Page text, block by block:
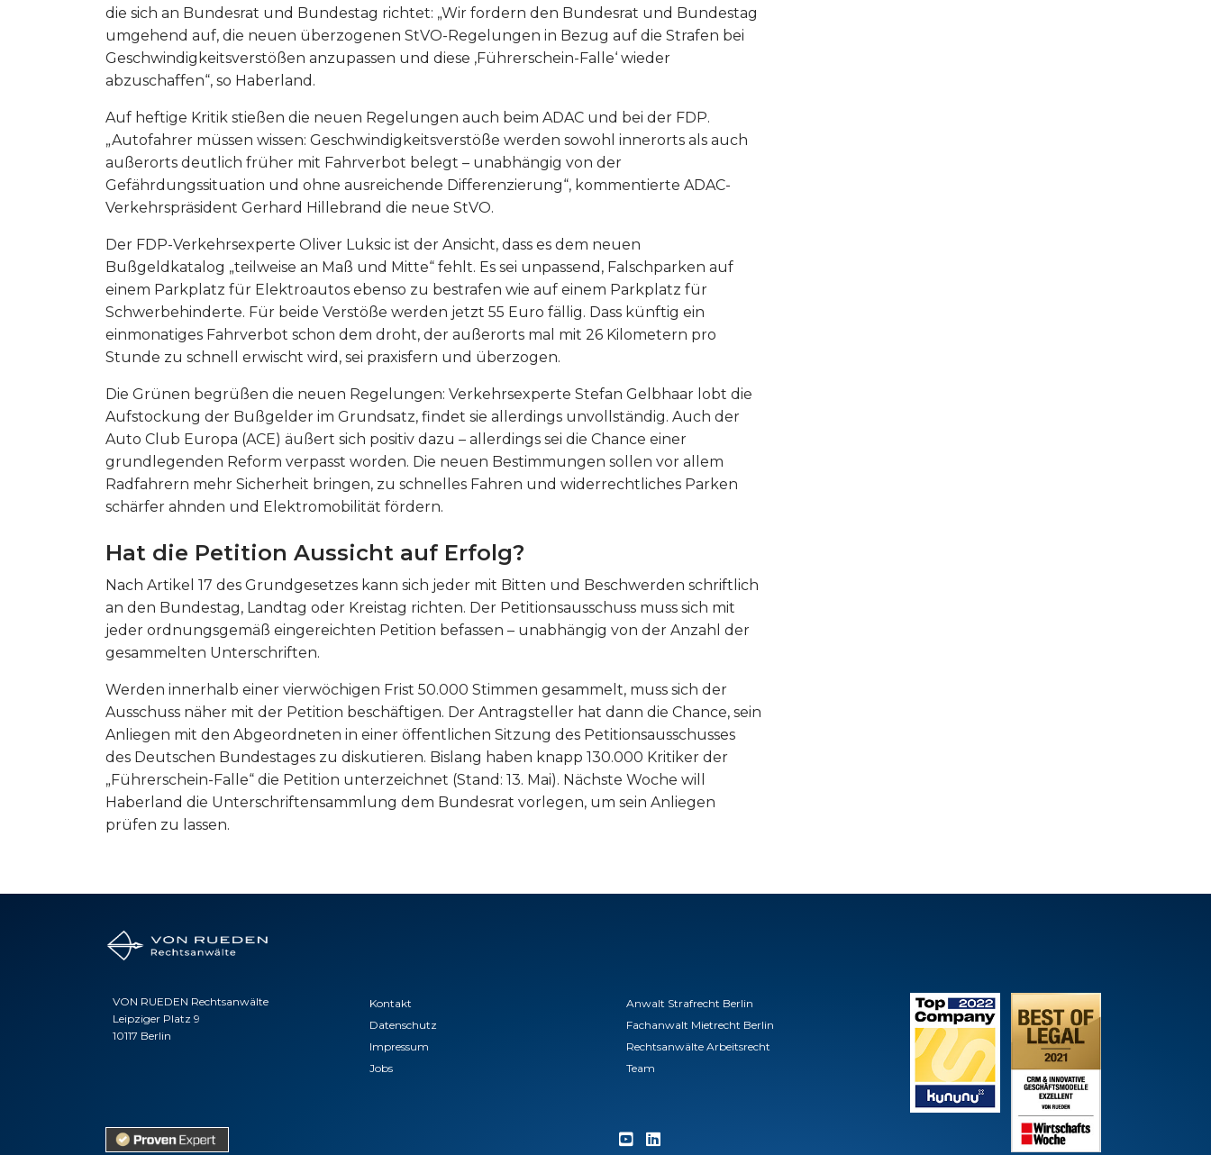
die sich an Bundesrat und Bundestag richtet: „Wir fordern den Bundesrat und Bundestag
umgehend auf, die neuen überzogenen StVO-Regelungen in Bezug auf die Strafen bei
Geschwindigkeitsverstößen anzupassen und diese ‚Führerschein-Falle‘ wieder
abzuschaffen“, so Haberland.
Auf heftige Kritik stießen die neuen Regelungen auch beim ADAC und bei der FDP.
„Autofahrer müssen wissen: Geschwindigkeitsverstöße werden sowohl innerorts als auch
außerorts deutlich früher mit Fahrverbot belegt – unabhängig von der
Gefährdungssituation und ohne ausreichende Differenzierung“, kommentierte ADAC-
Verkehrspräsident Gerhard Hillebrand die neue StVO.
Der FDP-Verkehrsexperte Oliver Luksic ist der Ansicht, dass es dem neuen
Bußgeldkatalog „teilweise an Maß und Mitte“ fehlt. Es sei unpassend, Falschparken auf
einem Parkplatz für Elektroautos ebenso zu bestrafen wie auf einem Parkplatz für
Schwerbehinderte. Für beide Verstöße werden jetzt 55 Euro fällig. Dass künftig ein
einmonatiges Fahrverbot schon dem droht, der außerorts mal mit 26 Kilometern pro
Stunde zu schnell erwischt wird, sei praxisfern und überzogen.
Die Grünen begrüßen die neuen Regelungen: Verkehrsexperte Stefan Gelbhaar lobt die
Aufstockung der Bußgelder im Grundsatz, findet sie allerdings unvollständig. Auch der
Auto Club Europa (ACE) äußert sich positiv dazu – allerdings sei die Chance einer
grundlegenden Reform verpasst worden. Die neuen Bestimmungen sollen vor allem
Radfahrern mehr Sicherheit bringen, zu schnelles Fahren und widerrechtliches Parken
schärfer ahnden und Elektromobilität fördern.
Hat die Petition Aussicht auf Erfolg?
Nach Artikel 17 des Grundgesetzes kann sich jeder mit Bitten und Beschwerden schriftlich
an den Bundestag, Landtag oder Kreistag richten. Der Petitionsausschuss muss sich mit
jeder ordnungsgemäß eingereichten Petition befassen – unabhängig von der Anzahl der
gesammelten Unterschriften.
Werden innerhalb einer vierwöchigen Frist 50.000 Stimmen gesammelt, muss sich der
Ausschuss näher mit der Petition beschäftigen. Der Antragsteller hat dann die Chance, sein
Anliegen mit den Abgeordneten in einer öffentlichen Sitzung des Petitionsausschusses
des Deutschen Bundestages zu diskutieren. Bislang haben knapp 130.000 Kritiker der
„Führerschein-Falle“ die Petition unterzeichnet (Stand: 13. Mai). Nächste Woche will
Haberland die Unterschriftensammlung dem Bundesrat vorlegen, um sein Anliegen
prüfen zu lassen.
VON RUEDEN Rechtsanwälte
Leipziger Platz 9
10117 Berlin
Kontakt
Datenschutz
Impressum
Jobs
Anwalt Strafrecht Berlin
Fachanwalt Mietrecht Berlin
Rechtsanwälte Arbeitsrecht
Team